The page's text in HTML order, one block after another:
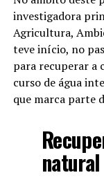
investigadora
Agricultura,
teve início, no
para recuperar a
curso de água
que marca parte